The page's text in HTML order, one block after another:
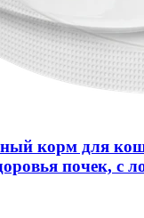
корм для
почек, с